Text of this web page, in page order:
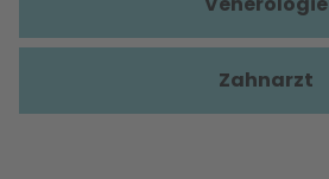
Zahnarzt